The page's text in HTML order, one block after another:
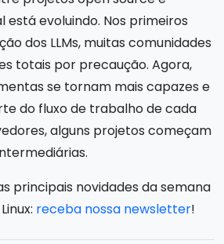
evoluindo. Nos primeiros
dos LLMs, muitas comunidades
totais por precaução. Agora,
se tornam mais capazes e
do fluxo de trabalho de cada
alguns projetos começam
principais novidades da semana
receba nossa newsletter!